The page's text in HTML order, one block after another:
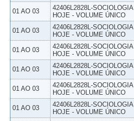
01 AO 03
42406L2828L-SOCIOLOGIA
HOJE - VOLUME ÚNICO
01 AO 03
42406L2828L-SOCIOLOGIA
HOJE - VOLUME ÚNICO
01 AO 03
42406L2828L-SOCIOLOGIA
HOJE - VOLUME ÚNICO
01 AO 03
42406L2828L-SOCIOLOGIA
HOJE - VOLUME ÚNICO
01 AO 03
42406L2828L-SOCIOLOGIA
HOJE - VOLUME ÚNICO
01 AO 03
42406L2828L-SOCIOLOGIA
HOJE - VOLUME ÚNICO